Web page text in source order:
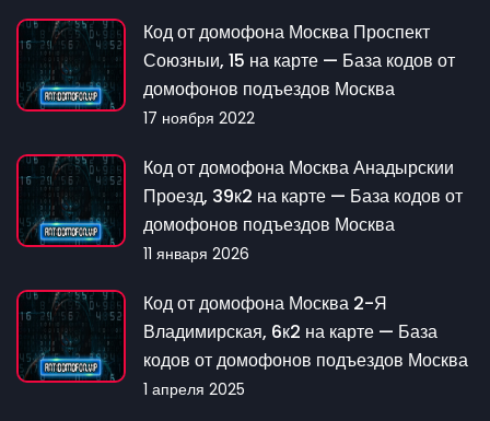
Код от домофона Москва Проспект
Союзныи, 15 на карте — База кодов от
домофонов подъездов Москва
17 ноября 2022
Код от домофона Москва Анадырскии
Проезд, 39к2 на карте — База кодов от
домофонов подъездов Москва
11 января 2026
Код от домофона Москва 2-Я
Владимирская, 6к2 на карте — База
кодов от домофонов подъездов Москва
1 апреля 2025